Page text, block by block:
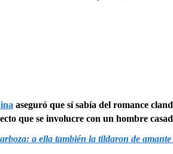
aseguró que sí sabía del romance
que se involucre con un hombre
a ella también la tildaron de